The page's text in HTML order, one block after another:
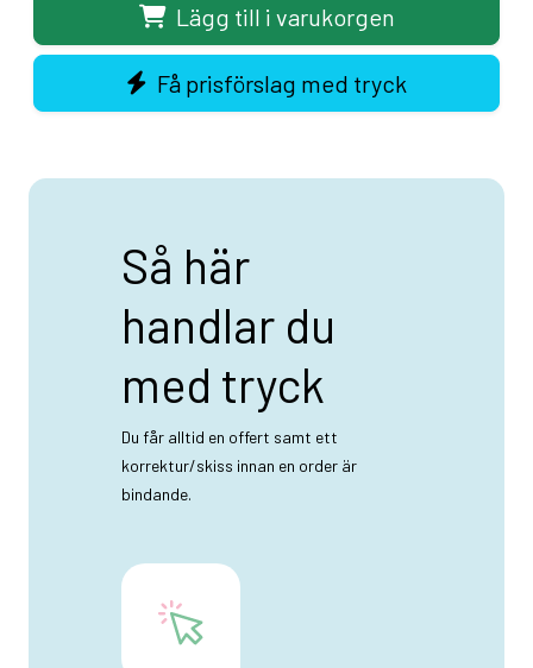
Lägg till i varukorgen
Få prisförslag med tryck
Så här
handlar du
med tryck
Du får alltid en offert samt ett
korrektur/skiss innan en order är
bindande.